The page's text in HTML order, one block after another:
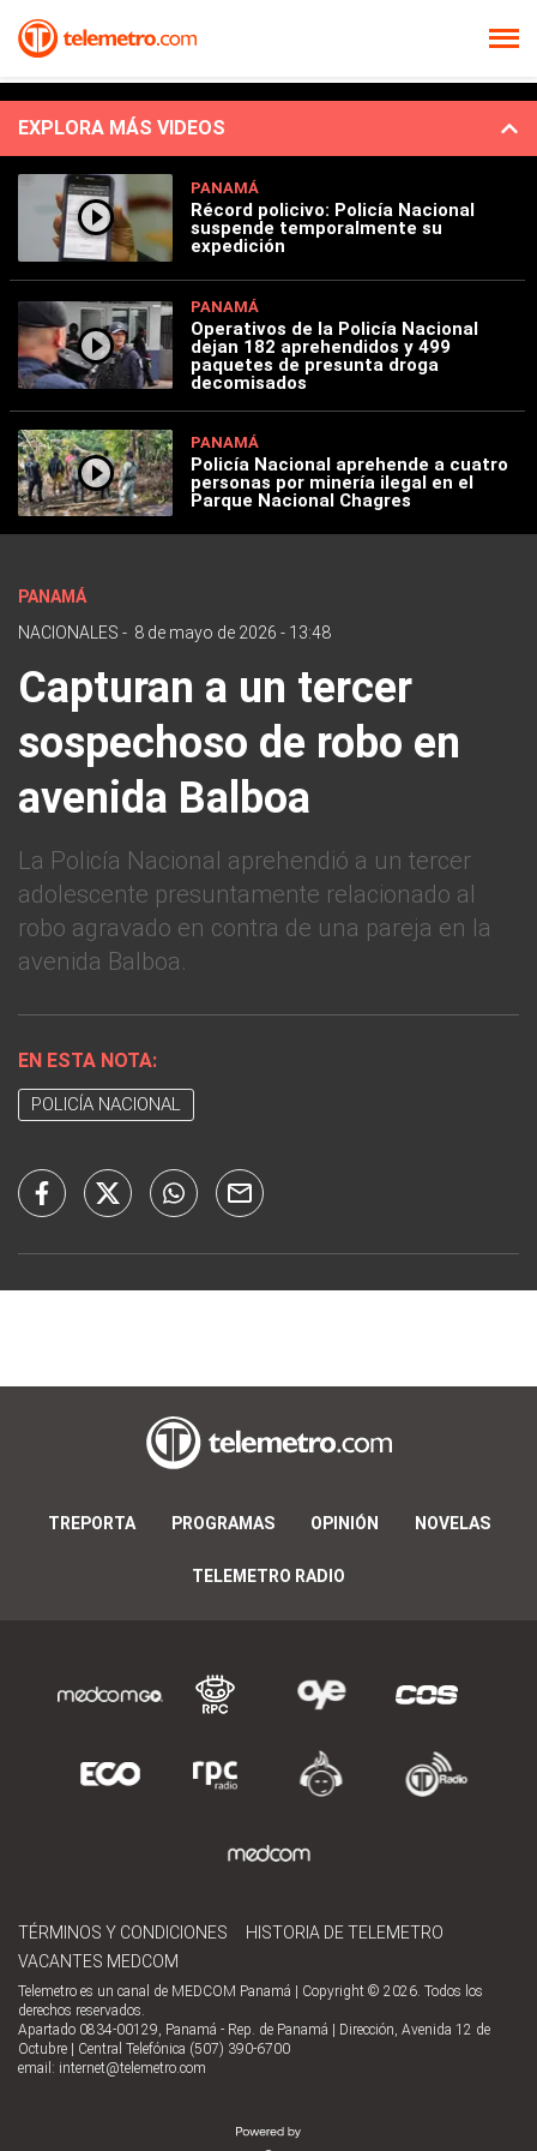
EXPLORA MÁS VIDEOS
PANAMÁ
Récord policivo: Policía Nacional
suspende temporalmente su
expedición
PANAMÁ
Operativos de la Policía Nacional
dejan 182 aprehendidos y 499
paquetes de presunta droga
decomisados
PANAMÁ
Policía Nacional aprehende a cuatro
personas por minería ilegal en el
Parque Nacional Chagres
PANAMÁ
NACIONALES - 8 de mayo de 2026 - 13:48
Capturan a un tercer
sospechoso de robo en
avenida Balboa
La Policía Nacional aprehendió a un tercer
adolescente presuntamente relacionado al
robo agravado en contra de una pareja en la
avenida Balboa.
EN ESTA NOTA:
POLICÍA NACIONAL
TREPORTA PROGRAMAS OPINIÓN NOVELAS
TELEMETRO RADIO
TÉRMINOS Y CONDICIONES
HISTORIA DE TELEMETRO
VACANTES MEDCOM
Telemetro es un canal de MEDCOM Panamá | Copyright © 2026. Todos los
derechos reservados.
Apartado 0834-00129, Panamá - Rep. de Panamá | Dirección, Avenida 12 de
Octubre | Central Telefónica (507) 390-6700
email: internet@telemetro.com